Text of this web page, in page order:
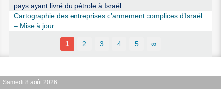
pays ayant livré du pétrole à Israël
Cartographie des entreprises d’armement complices d’Israël
– Mise à jour
1 2 3 4 5 ∞
Samedi 8 août 2026